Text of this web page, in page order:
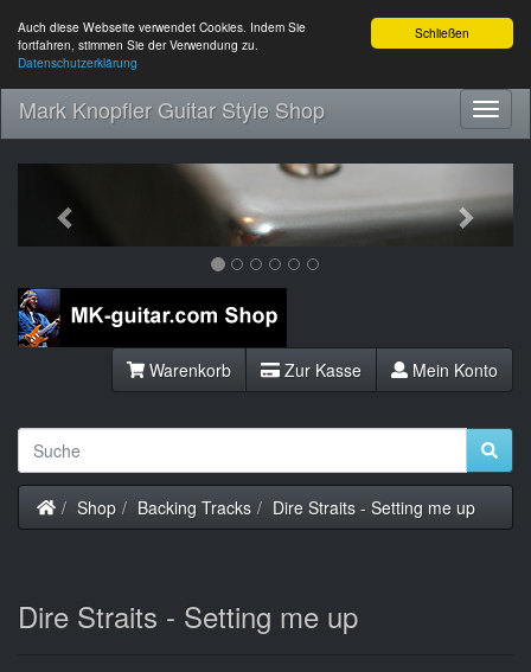
Schließen
Auch diese Webseite verwendet Cookies. Indem Sie
fortfahren, stimmen Sie der Verwendung zu.
Datenschutzerklärung
Mark Knopfler Guitar Style Shop
Warenkorb Zur Kasse Mein Konto
Startseite
Shop Backing Tracks Dire Straits - Setting me up
Dire Straits - Setting me up